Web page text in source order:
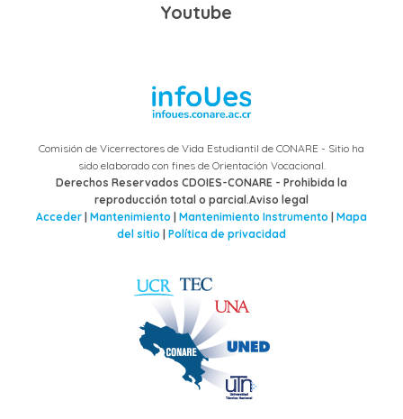
Youtube
Comisión de Vicerrectores de Vida Estudiantil de CONARE - Sitio ha
sido elaborado con fines de Orientación Vocacional.
Derechos Reservados CDOIES-CONARE - Prohibida la
reproducción total o parcial.Aviso legal
Acceder Mantenimiento Mantenimiento Instrumento Mapa
del sitio Política de privacidad